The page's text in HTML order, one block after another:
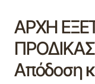
ΑΡΧΗ
Απόδοση